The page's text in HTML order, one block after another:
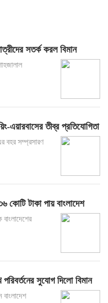
সতর্ক করল বিমান
এয়ারবাসের তীব্র প্রতিযোগিতা
বহর সম্প্রসারণ
কোটি টাকা পায় বাংলাদেশ
পরিবর্তনের সুযোগ দিলো বিমান